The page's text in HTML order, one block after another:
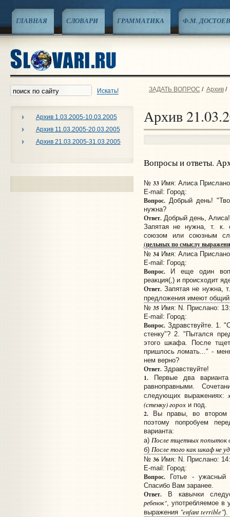
ГЛАВНАЯ СЛОВАРИ ГРАММАТИКА Ф.М.
Искать!
Архив 1.03.2005-10.03.2005
Архив 11.03.2005-20.03.2005
Архив 21.03.2005-31.03.2005
ЗАДАТЬ ВОПРОС / Архив/
Архив
Вопросы и ответы.
№ 33Имя: Алиса
E-mail: Город:
Вопрос.Добрый день!
нужна?
Ответ.Добрый день, Алиса!
Запятая не нужна, т. к.
союзом или союзным
(цельных по смыслу
№ 34Имя: Алиса
E-mail: Город:
Вопрос.И еще один
реакция(,) и происходит
Ответ.Запятая не нужна,
предложения имеют
№ 35Имя: N. Прислано:
E-mail: Город:
Вопрос.Здравствуйте. 1.
стенку"? 2. "Пытался
этого шкафа. После
пришлось ломать..." -
нем верно?
Ответ.Здравствуйте!
1.Первые два
равноправными.
следующих выражениях:
(стенку) горохи под.
2.Вы правы, во втором
поэтому попробуем
варианта:
а) После тщетных попыток
б) После того как шкаф не
№ 36Имя: N. Прислано:
E-mail: Город:
Вопрос.Готье - ужасный
Спасибо Вам заранее.
Ответ.В кавычки
ребенок", употребляемое в
выражения "enfant terrible").